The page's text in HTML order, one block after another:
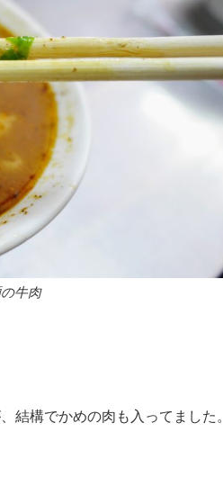
牛肉
結構でかめの肉も入ってました。